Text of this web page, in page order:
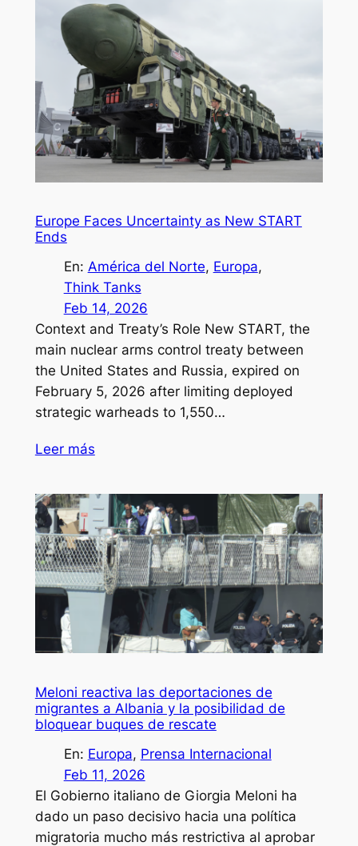
Europe Faces Uncertainty as New START
Ends
En: América del Norte, Europa
Think Tanks
Feb 14, 2026
Context and Treaty’s Role New START, the
main nuclear arms control treaty between
the United States and Russia, expired on
February 5, 2026 after limiting deployed
strategic warheads to 1,550…
Leer más
Meloni reactiva las deportaciones de
migrantes a Albania y la posibilidad de
bloquear buques de rescate
En: Europa, Prensa Internacional
Feb 11, 2026
El Gobierno italiano de Giorgia Meloni ha
dado un paso decisivo hacia una política
migratoria mucho más restrictiva al aprobar